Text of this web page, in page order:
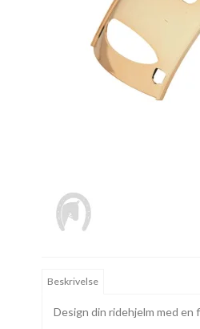
Beskrivelse
Design din ridehjelm med